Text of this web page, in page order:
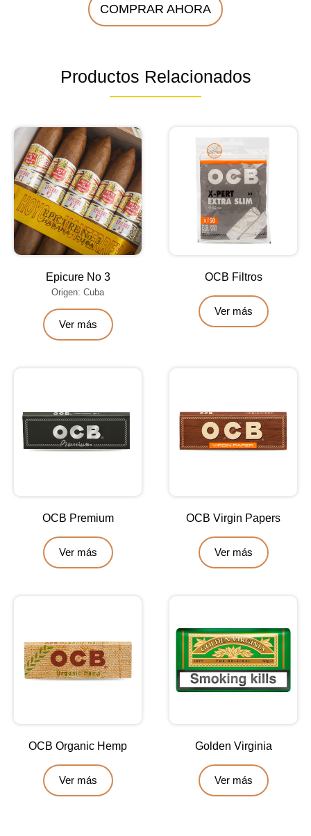
COMPRAR AHORA
Productos Relacionados
Epicure No 3
Origen: Cuba
Ver más
OCB Filtros
Ver más
OCB Premium
Ver más
OCB Virgin Papers
Ver más
OCB Organic Hemp
Ver más
Golden Virginia
Ver más